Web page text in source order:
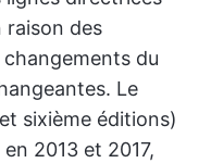
raison des
du
Le
sixième éditions)
2013 et 2017,